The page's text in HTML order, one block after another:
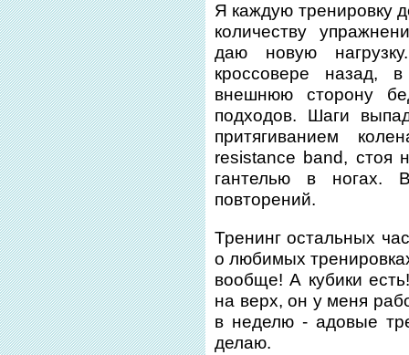
Я каждую тренировку
количеству
даю новую
кроссовере назад,
внешнюю сторону
подходов. Шаги
притягиванием
resistance band, стоя
гантелью в ногах.
повторений.
Тренинг остальных
о любимых
вообще! А кубики
на верх, он у меня
в неделю - адовые
делаю.